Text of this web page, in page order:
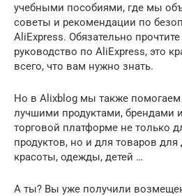
учебными пособиями, где мы
советы и рекомендации по
AliExpress. Обязательно
руководство по AliExpress, это
всего, что вам нужно знать.
Но в Alixblog мы также
лучшими продуктами, брендами
торговой платформе не только
продуктов, но и для товаров для
красоты, одежды, детей …
А ты? Вы уже получили